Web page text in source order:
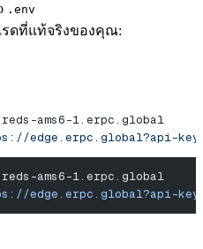
.env
รดที่แท้จริงของคุณ:
ams6-1.erpc.global
edge.erpc.global?api-
ams6-1.erpc.global
edge.erpc.global?api-